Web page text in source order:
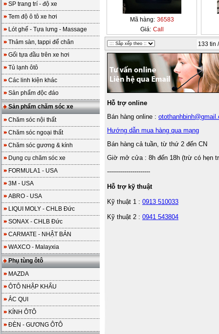
SP trang trí - độ xe
Tem độ ô tô xe hơi
Lót ghế - Tựa lưng - Massage
Thảm sàn, tappi để chân
Gối tựa đầu trên xe hơi
Tủ lạnh ôtô
Các linh kiện khác
Sản phẩm độc đáo
Sản phẩm chăm sóc xe
Chăm sóc nội thất
Chăm sóc ngoại thất
Chăm sóc gương & kính
Dụng cụ chăm sóc xe
FORMULA1 - USA
3M - USA
ABRO - USA
LIQUI MOLY - CHLB Đức
SONAX - CHLB Đức
CARMATE - NHẬT BẢN
WAXCO - Malayxia
Phụ tùng ôtô
MAZDA
ÔTÔ NHẬP KHẨU
ẮC QUI
KÍNH ÔTÔ
ĐÈN - GƯƠNG ÔTÔ
Mã hàng: 36583
Giá: Call
133 tin
Hỗ trợ online
Bán hàng online :
Hướng dẫn mua hàng qua mạng
Bán hàng cả tuần, từ thứ 2 đến CN
Giờ mở cửa : 8h đến 18h (trừ có hẹn
----------------------
Hỗ trợ kỹ thuật
Kỹ thuật 1 : 0913 510033
Kỹ thuật 2 : 0941 543804